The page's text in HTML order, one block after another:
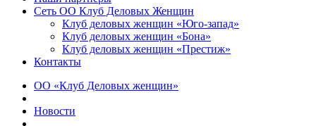
Сеть ОО Клуб Деловых Женщин
Клуб деловых женщин «Юго-запад»
Клуб деловых женщин «Бона»
Клуб деловых женщин «Престиж»
Контакты
ОО «Клуб Деловых женщин»
Новости